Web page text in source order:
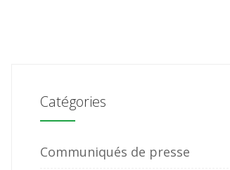
Catégories
Communiqués de presse